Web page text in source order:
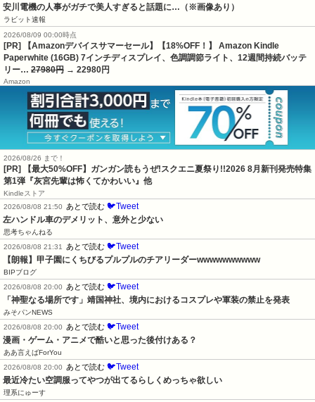
安川電機の人事がガチで美人すぎると話題に…（※画像あり）
ラビット速報
2026/08/09 00:00時点
[PR] 【Amazonデバイスサマーセール】【18%OFF！】 Amazon Kindle
Paperwhite (16GB) 7インチディスプレイ、色調調節ライト、12週間持続バッテ
リー… 27980円 → 22980円
Amazon
2026/08/26 まで！
[PR] 【最大50%OFF】ガンガン読もうぜ!スクエニ夏祭り!!2026 8月新刊発売特集
第1弾『灰宮先輩は怖くてかわいい』他
Kindleストア
2026/08/08 21:50
あとで読む 🐦Tweet
左ハンドル車のデメリット、意外と少ない
思考ちゃんねる
2026/08/08 21:31
あとで読む 🐦Tweet
【朗報】甲子園にくちびるプルプルのチアリーダーwwwwwwwwww
BIPブログ
2026/08/08 20:00
あとで読む 🐦Tweet
「神聖なる場所です」靖国神社、境内におけるコスプレや軍装の禁止を発表
みそパンNEWS
2026/08/08 20:00
あとで読む 🐦Tweet
漫画・ゲーム・アニメで酷いと思った後付けある？
ああ言えばForYou
2026/08/08 20:00
あとで読む 🐦Tweet
最近冷たい空調服ってやつが出てるらしくめっちゃ欲しい
理系にゅーす